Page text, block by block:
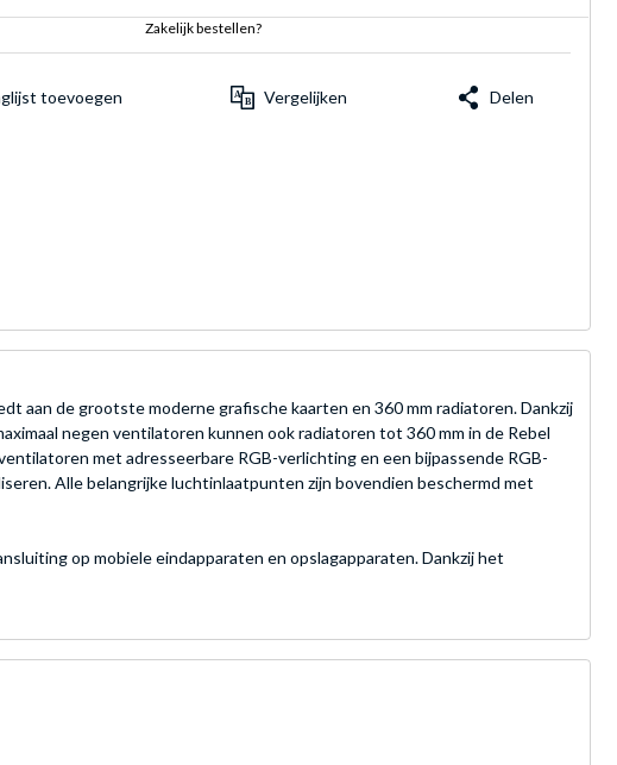
Zakelijk bestellen?
toevoegen Vergelijken Delen
aan de grootste moderne grafische kaarten en 360 mm radiatoren. Dankzij
negen ventilatoren kunnen ook radiatoren tot 360 mm in de Rebel
met adresseerbare RGB-verlichting en een bijpassende RGB-
Alle belangrijke luchtinlaatpunten zijn bovendien beschermd met
op mobiele eindapparaten en opslagapparaten. Dankzij het